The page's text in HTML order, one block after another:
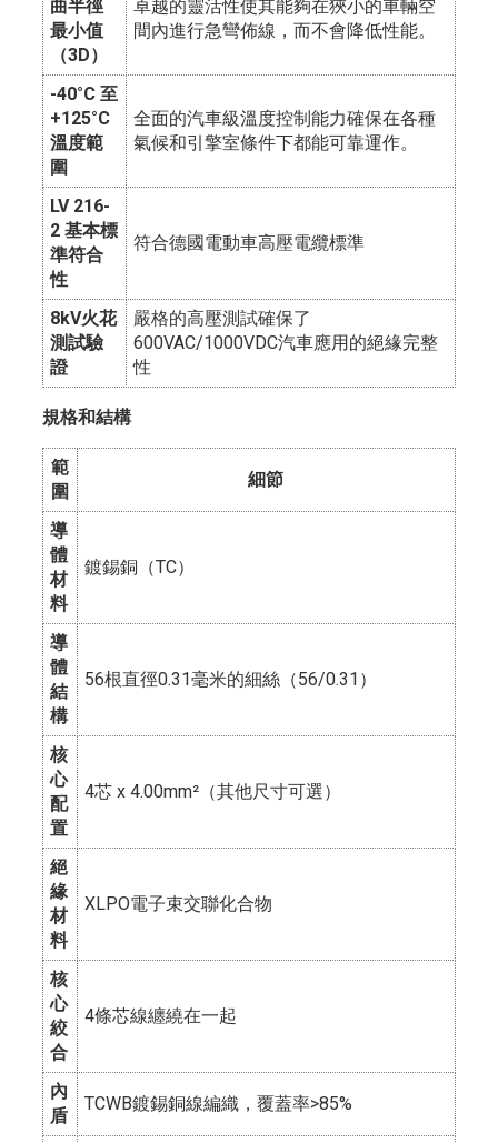
曲半徑
最小值
（3D）
卓越的靈活性使其能夠在狹小的車輛空
間內進行急彎佈線，而不會降低性能。
-40°C 至
+125°C
溫度範
圍
全面的汽車級溫度控制能力確保在各種
氣候和引擎室條件下都能可靠運作。
LV 216-
2 基本標
準符合
性
符合德國電動車高壓電纜標準
8kV火花
測試驗
證
嚴格的高壓測試確保了
600VAC/1000VDC汽車應用的絕緣完整
性
規格和結構
範
圍
細節
導
體
材
料
鍍錫銅（TC）
導
體
結
構
56根直徑0.31毫米的細絲（56/0.31）
核
心
配
置
4芯 x 4.00mm²（其他尺寸可選）
絕
緣
材
料
XLPO電子束交聯化合物
核
心
絞
合
4條芯線纏繞在一起
內
盾
TCWB鍍錫銅線編織，覆蓋率>85%